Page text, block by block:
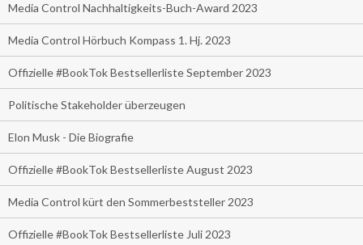
Media Control Nachhaltigkeits-Buch-Award 2023
Media Control Hörbuch Kompass 1. Hj. 2023
Offizielle #BookTok Bestsellerliste September 2023
Politische Stakeholder überzeugen
Elon Musk - Die Biografie
Offizielle #BookTok Bestsellerliste August 2023
Media Control kürt den Sommerbeststeller 2023
Offizielle #BookTok Bestsellerliste Juli 2023